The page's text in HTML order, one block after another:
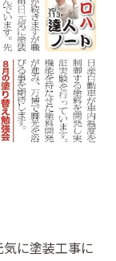
に塗装工事に